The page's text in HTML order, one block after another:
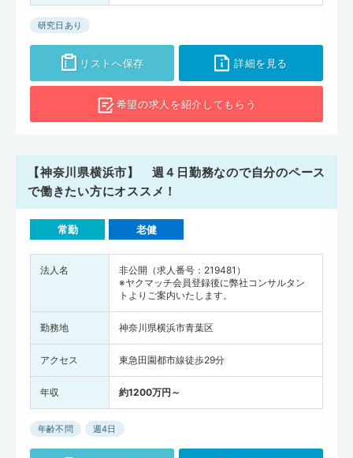
研究日あり
リストへ保存 詳細を見る
希望の求人を紹介してもらう
【神奈川県横浜市】 週４日勤務なので自分のペース
で働きたい方にオススメ！
常勤 老健
法人名
非公開（求人番号：219481）
※ヤクマッチ会員登録後に弊社コンサルタン
トよりご案内いたします。
勤務地 神奈川県横浜市青葉区
アクセス 東急田園都市線徒歩29分
年収 約1200万円～
年齢不問 週4日